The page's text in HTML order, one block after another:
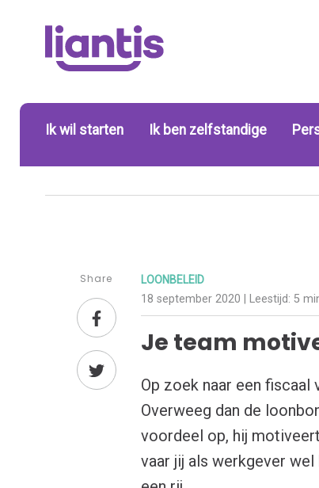
Ik wil starten Ik ben zelfstandige
Share LOONBELEID
18 september 2020 | Leestijd:5
Je team
Op zoek naar een
Overweeg dan de
voordeel op, hij
vaar jij als werkgever